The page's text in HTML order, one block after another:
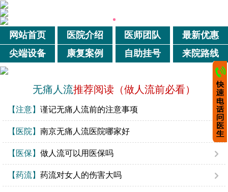
网站首页 医院介绍 医师团队
最新优惠
尖端设备
康复案例 自助挂号 来院路线
无痛人流推荐阅读（做人流前必看）
【注意】 谨记无痛人流前的注意事项
【医院】 南京无痛人流医院哪家好
【医保】 做人流可以用医保吗
【药流】 药流对女人的伤害大吗